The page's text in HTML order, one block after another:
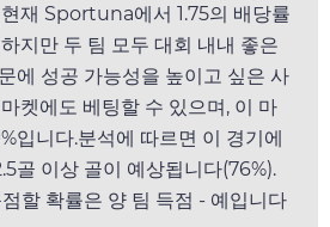
재 Sportuna에서 1.75의 배당률
지만 두 팀 모두 대회 내내 좋은
에 성공 가능성을 높이고 싶은 사
켓에도 베팅할 수 있으며, 이 마
입니다.분석에 따르면 이 경기에
골 이상 골이 예상됩니다(76%).
할 확률은 양 팀 득점 - 예입니다